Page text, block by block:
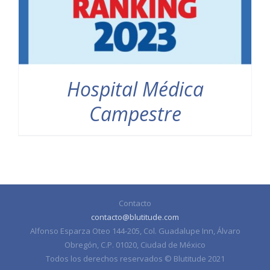
Hospital Médica
Campestre
Contacto
contacto@blutitude.com
Alfonso Esparza Oteo 144-205, Col. Guadalupe Inn, Álvaro
Obregón, C.P. 01020, Ciudad de México
Todos los derechos reservados © Blutitude 2021